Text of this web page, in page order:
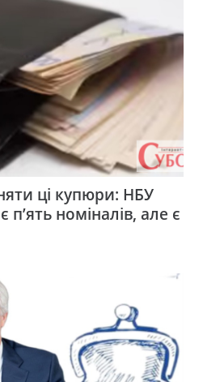
ці купюри: НБУ
п’ять номіналів, але є